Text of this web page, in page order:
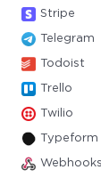
Stripe
Telegram
Todoist
Trello
Twilio
Typeform
Webhooks